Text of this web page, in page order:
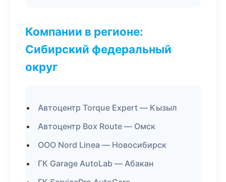
Компании в регионе:
Сибирский федеральный
округ
Автоцентр Torque Expert — Кызыл
Автоцентр Box Route — Омск
ООО Nord Linea — Новосибирск
ГК Garage AutoLab — Абакан